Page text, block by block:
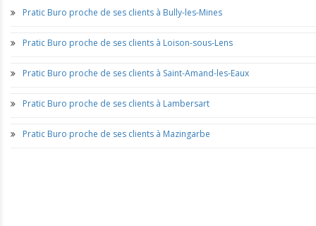
Pratic Buro proche de ses clients à Bully-les-Mines
Pratic Buro proche de ses clients à Loison-sous-Lens
Pratic Buro proche de ses clients à Saint-Amand-les-Eaux
Pratic Buro proche de ses clients à Lambersart
Pratic Buro proche de ses clients à Mazingarbe